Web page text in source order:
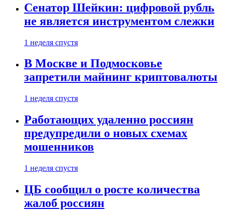
Сенатор Шейкин: цифровой рубль
не является инструментом слежки
1 неделя спустя
В Москве и Подмосковье
запретили майнинг криптовалюты
1 неделя спустя
Работающих удаленно россиян
предупредили о новых схемах
мошенников
1 неделя спустя
ЦБ сообщил о росте количества
жалоб россиян